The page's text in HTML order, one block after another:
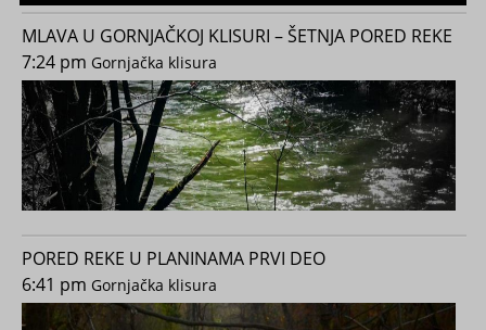
MLAVA U GORNJAČKOJ KLISURI – ŠETNJA PORED REKE
7:24 pm Gornjačka klisura
PORED REKE U PLANINAMA PRVI DEO
6:41 pm Gornjačka klisura